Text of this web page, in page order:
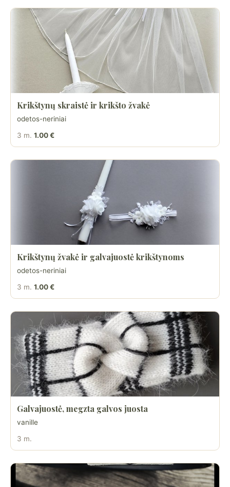
Krikštynų skraistė ir krikšto žvakė
odetos-neriniai
3 m. 1.00 €
Krikštynų žvakė ir galvajuostė krikštynoms
odetos-neriniai
3 m. 1.00 €
Galvajuostė, megzta galvos juosta
vanille
3 m.